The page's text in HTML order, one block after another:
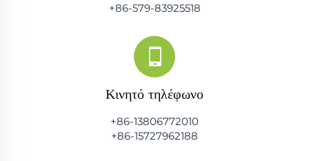
+86-579-83925518
Κινητό τηλέφωνο
+86-13806772010
+86-15727962188